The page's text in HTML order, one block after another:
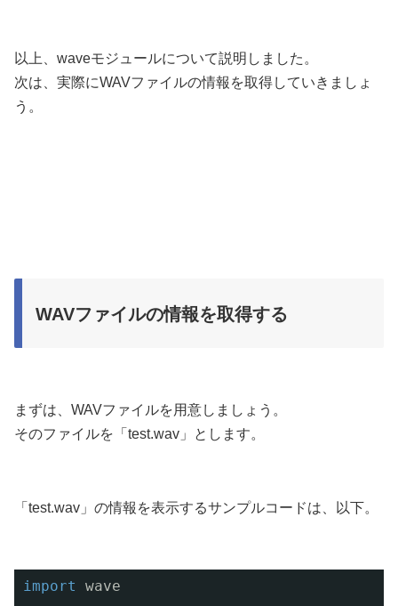
以上、waveモジュールについて説明しました。
次は、実際にWAVファイルの情報を取得していきましょ
う。
WAVファイルの情報を取得する
まずは、WAVファイルを用意しましょう。
そのファイルを「test.wav」とします。
「test.wav」の情報を表示するサンプルコードは、以下。
import
wave